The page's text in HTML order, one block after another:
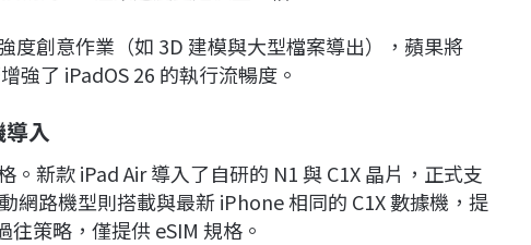
度創意作業（如 3D 建模與大型檔案導出），蘋果將
強了 iPadOS 26 的執行流暢度。
入
新款 iPad Air 導入了自研的 N1 與 C1X 晶片，正式支
網路機型則搭載與最新 iPhone 相同的 C1X 數據機，提
策略，僅提供 eSIM 規格。